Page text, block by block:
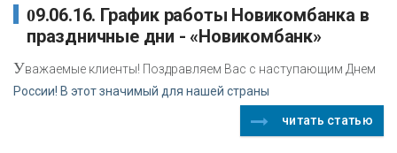
09.06.16. График работы Новикомбанка в
праздничные дни - «Новикомбанк»
Уважаемые клиенты! Поздравляем Вас с наступающим Днем
России! В этот значимый для нашей страны
читать статью